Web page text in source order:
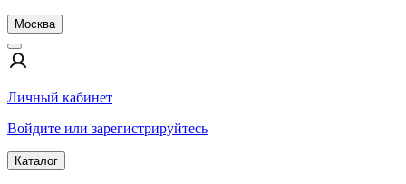
Москва
Личный кабинет
Войдите или зарегистрируйтесь
Каталог